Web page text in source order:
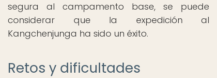
segura al campamento base, se puede
considerar que la expedición al
Kangchenjunga ha sido un éxito.
Retos y dificultades